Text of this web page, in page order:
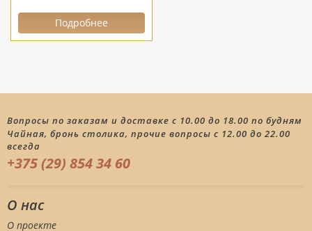
Подробнее
Вопросы по заказам и доставке с 10.00 до 18.00 по будням
Чайная, бронь столика, прочие вопросы с 12.00 до 22.00
всегда
+375 (29) 854 34 60
О нас
О проекте